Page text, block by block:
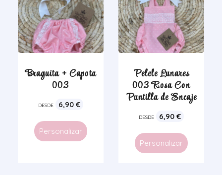
Braguita + Capota
003
DESDE 6,90 €
Personalizar
Pelele Lunares
003 Rosa Con
Puntilla de Encaje
DESDE 6,90€
Personalizar